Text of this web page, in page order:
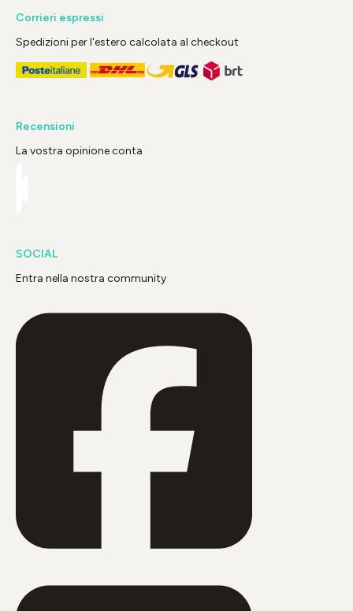
Corrieri espressi
Spedizioni per l'estero calcolata al checkout
Recensioni
La vostra opinione conta
SOCIAL
Entra nella nostra community